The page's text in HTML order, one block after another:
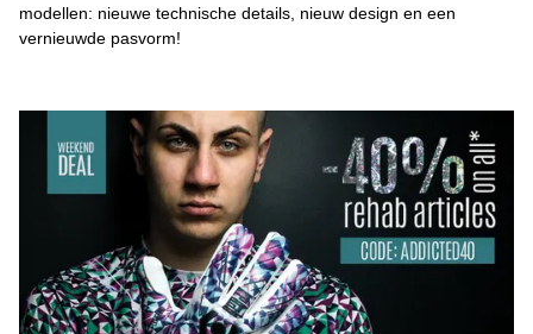
modellen: nieuwe technische details, nieuw design en een
vernieuwde pasvorm!